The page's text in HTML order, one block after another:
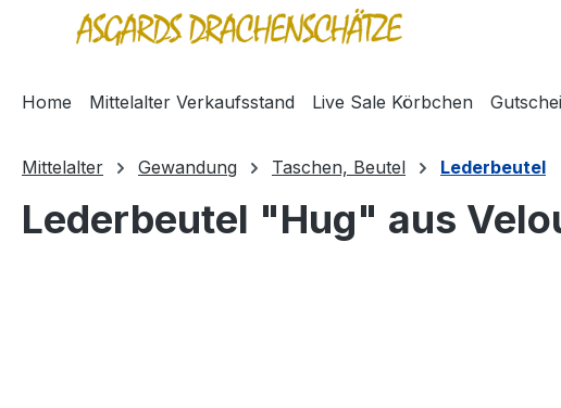
Zur Hauptnavigation springen
Home Mittelalter Verkaufsstand Live Sale Körbchen
Mittelalter Gewandung Taschen, Beutel Lederbeutel
Lederbeutel "Hug" aus